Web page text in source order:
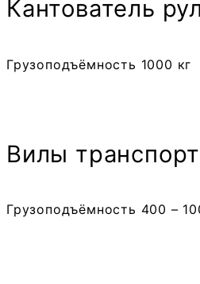
Кантователь
Грузоподъёмность 1000 кг
Вилы
Грузоподъёмность 400 –